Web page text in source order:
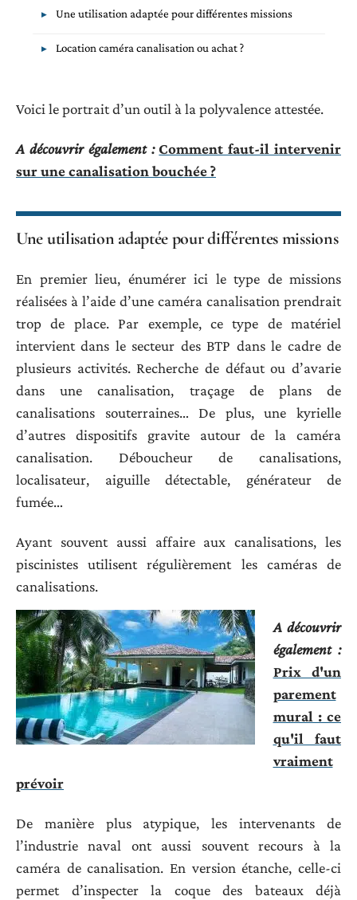
Une utilisation adaptée pour différentes missions
Location caméra canalisation ou achat ?
Voici le portrait d’un outil à la polyvalence attestée.
A découvrir également : Comment faut-il intervenir
sur une canalisation bouchée ?
Une utilisation adaptée pour différentes missions
En premier lieu, énumérer ici le type de missions
réalisées à l’aide d’une caméra canalisation prendrait
trop de place. Par exemple, ce type de matériel
intervient dans le secteur des BTP dans le cadre de
plusieurs activités. Recherche de défaut ou d’avarie
dans une canalisation, traçage de plans de
canalisations souterraines… De plus, une kyrielle
d’autres dispositifs gravite autour de la caméra
canalisation. Déboucheur de canalisations,
localisateur, aiguille détectable, générateur de
fumée…
Ayant souvent aussi affaire aux canalisations, les
piscinistes utilisent régulièrement les caméras de
canalisations.
A découvrir
également :
Prix d'un
parement
mural : ce
qu'il faut
vraiment
prévoir
De manière plus atypique, les intervenants de
l’industrie naval ont aussi souvent recours à la
caméra de canalisation. En version étanche, celle-ci
permet d’inspecter la coque des bateaux déjà